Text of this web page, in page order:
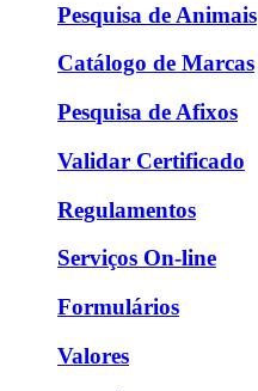
Pesquisa de Animais
Catálogo de Marcas
Pesquisa de Afixos
Validar Certificado
Regulamentos
Serviços On-line
Formulários
Valores